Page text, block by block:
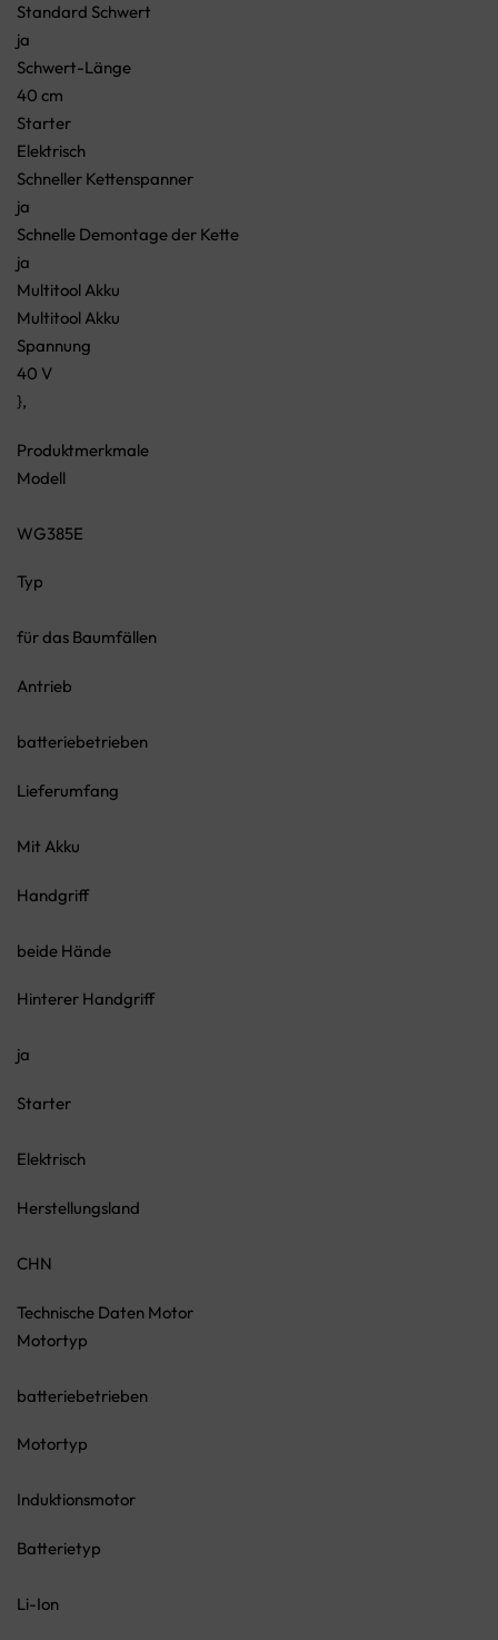
Standard Schwert
ja
Schwert-Länge
40 cm
Starter
Elektrisch
Schneller Kettenspanner
ja
Schnelle Demontage der Kette
ja
Multitool Akku
Multitool Akku
Spannung
40 V
},
Produktmerkmale
Modell
WG385E
Typ
für das Baumfällen
Antrieb
batteriebetrieben
Lieferumfang
Mit Akku
Handgriff
beide Hände
Hinterer Handgriff
ja
Starter
Elektrisch
Herstellungsland
CHN
Technische Daten Motor
Motortyp
batteriebetrieben
Motortyp
Induktionsmotor
Batterietyp
Li-Ion